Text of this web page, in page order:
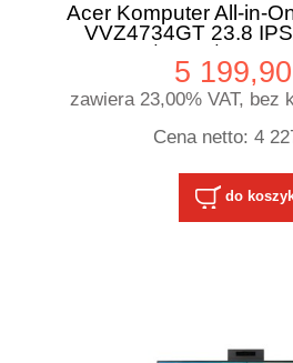
Acer Komputer All-in-
VVZ4734GT 23.8
225/16GB/512GB
5 199,90
zawiera 23,00% VAT, bez
Cena netto: 4
do